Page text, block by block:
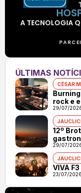
A TECNOLOGIA
ÚLTIMAS
CÉSAR
rock e
29/07/
12º
29/07/
VIVA
23/07/2026